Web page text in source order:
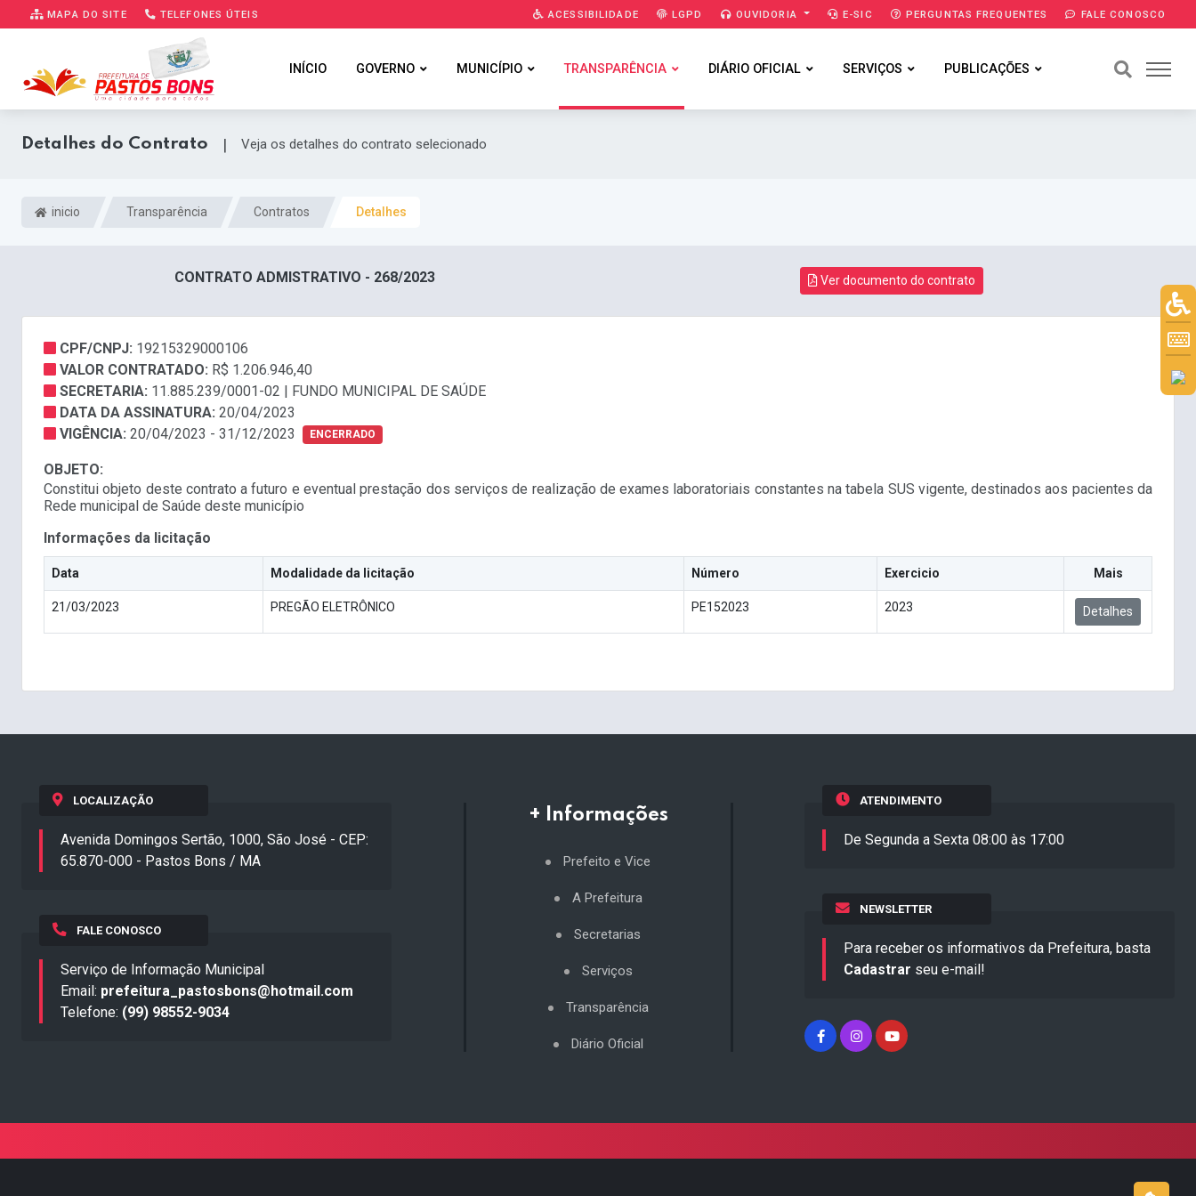
MAPA DO SITE TELEFONES ÚTEIS ACESSIBILIDADE LGPD OUVIDORIA E-SIC PERGUNTAS FREQUENTES FALE CONOSCO
INÍCIO GOVERNO MUNICÍPIO TRANSPARÊNCIA DIÁRIO OFICIAL SERVIÇOS PUBLICAÇÕES
Detalhes do Contrato | Veja os detalhes do contrato selecionado
inicio Transparência Contratos Detalhes
CONTRATO ADMISTRATIVO - 268/2023 Ver documento do contrato
CPF/CNPJ: 19215329000106
VALOR CONTRATADO: R$ 1.206.946,40
SECRETARIA: 11.885.239/0001-02 | FUNDO MUNICIPAL DE SAÚDE
DATA DA ASSINATURA: 20/04/2023
VIGÊNCIA: 20/04/2023 - 31/12/2023 ENCERRADO
OBJETO:
Constitui objeto deste contrato a futuro e eventual prestação dos serviços de realização de exames laboratoriais constantes na tabela SUS vigente, destinados aos pacientes da
Rede municipal de Saúde deste município
Informações da licitação
Data Modalidade da licitação Número Exercicio Mais
21/03/2023 PREGÃO ELETRÔNICO PE152023 2023 Detalhes
LOCALIZAÇÃO
Avenida Domingos Sertão, 1000, São José - CEP:
65.870-000 - Pastos Bons / MA
FALE CONOSCO
Serviço de Informação Municipal
Email: prefeitura_pastosbons@hotmail.com
Telefone: (99) 98552-9034
+ Informações
Prefeito e Vice
A Prefeitura
Secretarias
Serviços
Transparência
Diário Oficial
ATENDIMENTO
De Segunda a Sexta 08:00 às 17:00
NEWSLETTER
Para receber os informativos da Prefeitura, basta
Cadastrar seu e-mail!